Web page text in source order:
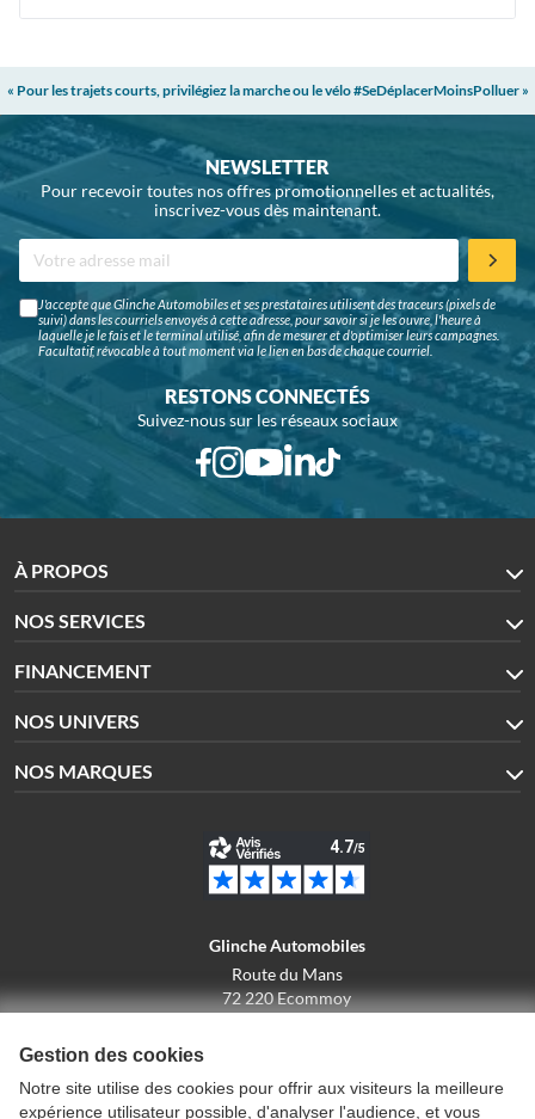
« Pour les trajets courts, privilégiez la marche ou le vélo #SeDéplacerMoinsPolluer »
NEWSLETTER
Pour recevoir toutes nos offres promotionnelles et actualités,
inscrivez-vous dès maintenant.
J'accepte que Glinche Automobiles et ses prestataires utilisent des traceurs (pixels de
suivi) dans les courriels envoyés à cette adresse, pour savoir si je les ouvre, l'heure à
laquelle je le fais et le terminal utilisé, afin de mesurer et d'optimiser leurs campagnes.
Facultatif, révocable à tout moment via le lien en bas de chaque courriel.
RESTONS CONNECTÉS
Suivez-nous sur les réseaux sociaux
À PROPOS
NOS SERVICES
FINANCEMENT
NOS UNIVERS
NOS MARQUES
Glinche Automobiles
Route du Mans
72 220 Ecommoy
Gestion des cookies
Notre site utilise des cookies pour offrir aux visiteurs la meilleure
expérience utilisateur possible, d'analyser l'audience, et vous